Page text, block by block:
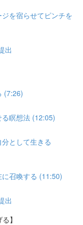
を宿らせてピンチを
出
(7:26)
瞑想法 (12:05)
として生きる
召喚する (11:50)
出
】